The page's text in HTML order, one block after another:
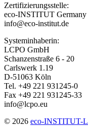
Zertifizierungsstelle:
eco-INSTITUT
info@eco-institut.de
Systeminhaberin:
LCPO GmbH
Schanzenstraße 6 - 20
Carlswerk 1.19
D-51063 Köln
Tel. +49 221 931245-0
Fax +49 221 931245-33
info@lcpo.eu
© 2026 eco-INSTITUT-